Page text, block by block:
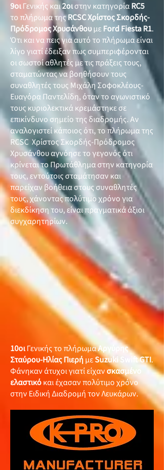
9οιΓενικής και2οιστην κατηγορίαRC5
το πλήρωμα τηςRCSC Χρίστος Σκορδής-
Πρόδρομος ΧρυσάνθουμεFord Fiesta R1.
Ότι και να πεις για αυτό το πλήρωμα είναι
λίγο γιατί έδειξαν πως συμπεριφέρονται
οι σωστοί αθλητές με τις πράξεις τους,
σταματώντας να βοηθήσουν τους
συναθλητές τους Μιχάλη Σοφοκλέους-
Ευαγόρα Παντελίδη, όταν το αγωνιστικό
τους κυριολεκτικά κρεμάστηκε σε
επικίνδυνο σημείο της διαδρομής. Αν
αναλογιστεί κάποιος ότι, το πλήρωμα της
RCSC Χρίστος Σκορδής-Πρόδρομος
Χρυσάνθου αγνόησε το γεγονός ότι
κρίνεται το Πρωτάθλημα στην κατηγορία
τους, εντούτοις σταμάτησαν και
παρείχαν βοήθεια στους συναθλητές
τους, χάνοντας πολύτιμο χρόνο για
διεκδίκηση του, είναι πραγματικά άξιοι
συγχαρητηρίων.
10οιΓενικής το πλήρωμαΑργύρης
Σταύρου-Ηλίας Πιερή μεSuzuki Swift GTI.
Φάνηκαν άτυχοι γιατί είχανσκασμένο
ελαστικόκαι έχασαν πολύτιμο χρόνο
στην Ειδική Διαδρομή τον Λευκάρων.